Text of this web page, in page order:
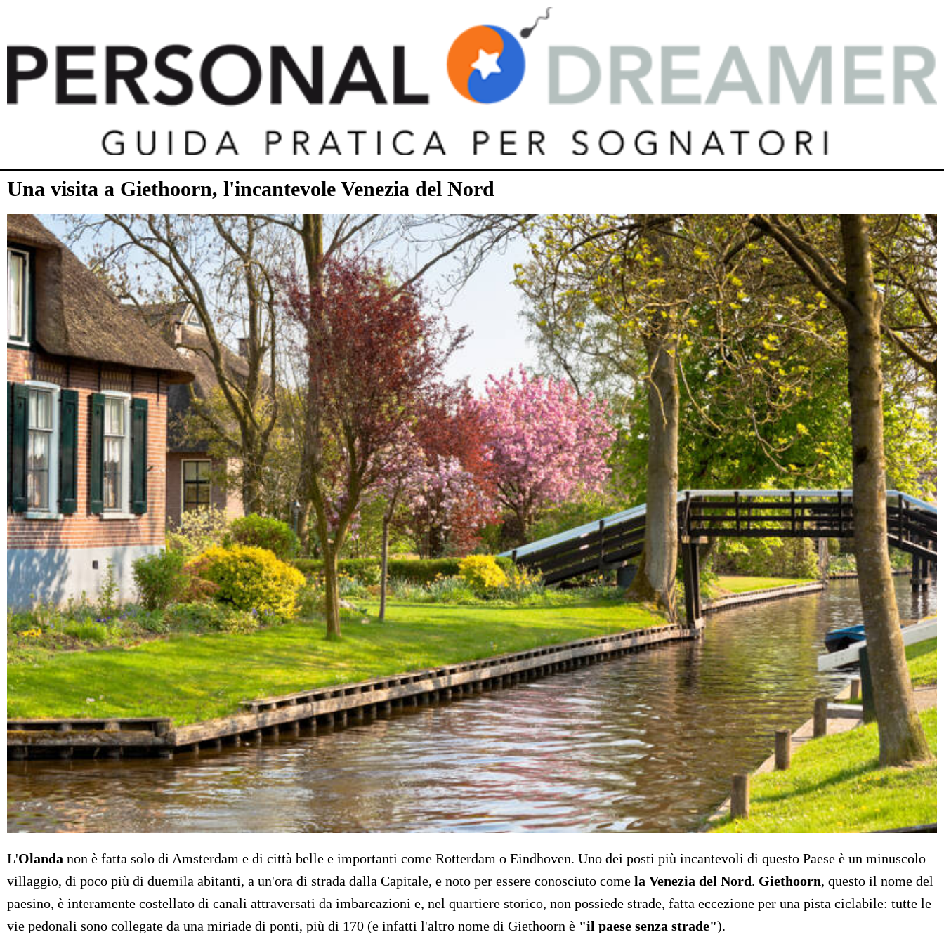
Una visita a Giethoorn, l'incantevole Venezia del Nord
L'Olanda non è fatta solo di Amsterdam e di città belle e importanti come Rotterdam o Eindhoven. Uno dei posti più incantevoli di questo Paese è un minuscolo
villaggio, di poco più di duemila abitanti, a un'ora di strada dalla Capitale, e noto per essere conosciuto come la Venezia del Nord. Giethoorn, questo il nome del
paesino, è interamente costellato di canali attraversati da imbarcazioni e, nel quartiere storico, non possiede strade, fatta eccezione per una pista ciclabile: tutte le
vie pedonali sono collegate da una miriade di ponti, più di 170 (e infatti l'altro nome di Giethoorn è "il paese senza strade").